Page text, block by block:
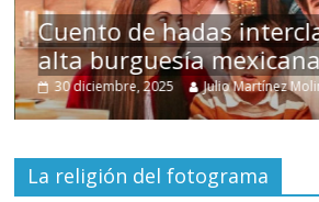
Cuento de hadas
alta burguesía
30 diciembre, 2025 Julio Martínez
La religión del fotograma